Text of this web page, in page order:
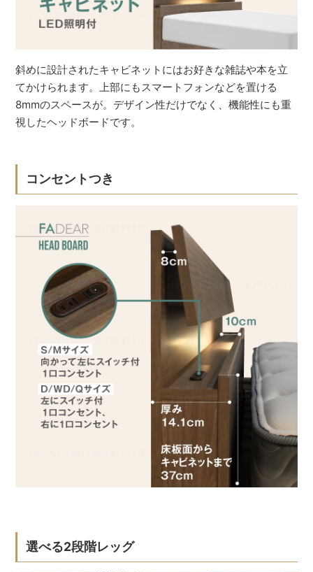
斜めに設計されたキャビネットにはお好きな雑誌や本を立
てかけられます。上部にもスマートフォンなどを置ける
8mmのスペースが。デザイン性だけでなく、機能性にも重
視したヘッドボードです。
コンセントつき
選べる2段階レッグ